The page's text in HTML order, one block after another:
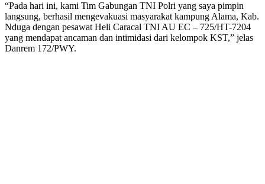
“Pada hari ini, kami Tim Gabungan TNI Polri yang saya pimpin
langsung, berhasil mengevakuasi masyarakat kampung Alama, Kab.
Nduga dengan pesawat Heli Caracal TNI AU EC – 725/HT-7204
yang mendapat ancaman dan intimidasi dari kelompok KST,” jelas
Danrem 172/PWY.